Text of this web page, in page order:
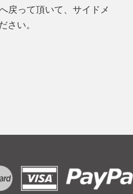
戻って頂いて、サイドメ
さい。